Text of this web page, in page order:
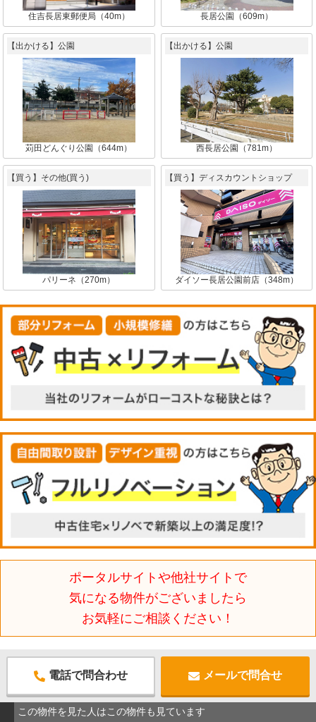
住吉長居東郵便局（40m） 長居公園（609m）
【出かける】公園
苅田どんぐり公園（644m）
【出かける】公園
西長居公園（781m）
【買う】その他(買う)
パリーネ（270m）
【買う】ディスカウントショップ
ダイソー長居公園前店（348m）
ポータルサイトや他社サイトで
気になる物件がございましたら
お気軽にご相談ください！
電話で問合わせ メールで問合せ
この物件を見た人はこの物件も見ています